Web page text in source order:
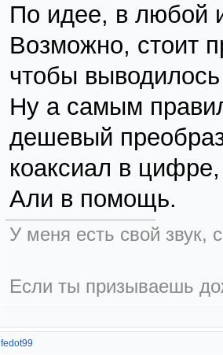
По идее, в любой
Возможно, стоит
чтобы
Ну а самым
дешевый
коаксиал в
Али в помощь.
У меня есть свой
Если ты призываешь
fedot99